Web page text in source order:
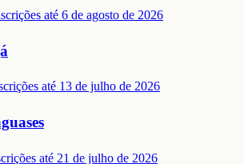
até 6 de agosto de 2026
até 13 de julho de 2026
até 21 de julho de 2026